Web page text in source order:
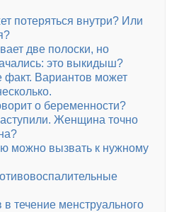
потеряться внутри? Или
две полоски, но
это выкидыш?
факт. Вариантов может
о беременности?
Женщина точно
можно вызвать к нужному
течение менструального